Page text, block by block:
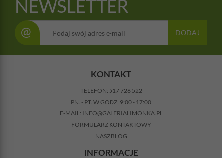
NEWSLETTER
@ DODAJ
KONTAKT
TELEFON: 517 726 522
PN. - PT. W GODZ. 9:00 - 17:00
E-MAIL: INFO@GALERIALIMONKA.PL
FORMULARZ KONTAKTOWY
NASZ BLOG
INFORMACJE